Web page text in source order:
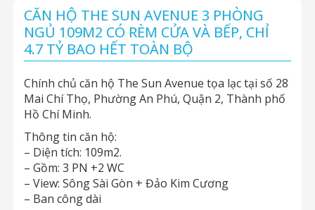
CĂN HỘ THE SUN AVENUE 3 PHÒNG
NGỦ 109M2 CÓ RÈM CỬA VÀ BẾP, CHỈ
4.7 TỶ BAO HẾT TOÀN BỘ
Chính chủ căn hộ The Sun Avenue tọa lạc tại số 28
Mai Chí Thọ, Phường An Phú, Quận 2, Thành phố
Hồ Chí Minh.
Thông tin căn hộ:
– Diện tích: 109m2.
– Gồm: 3 PN +2 WC
– View: Sông Sài Gòn + Đảo Kim Cương
– Ban công dài